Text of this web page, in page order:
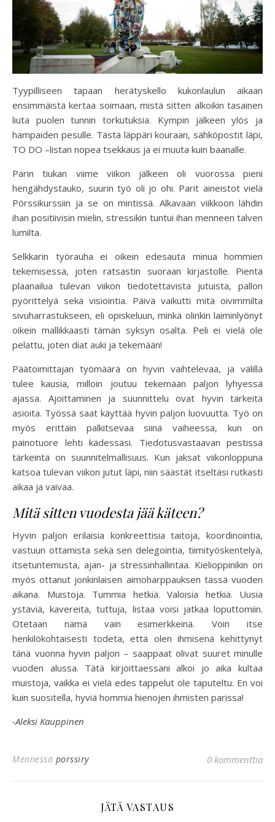
Tyypilliseen tapaan herätyskello kukonlaulun aikaan
ensimmäistä kertaa soimaan, mistä sitten alkoikin tasainen
liuta puolen tunnin torkutuksia. Kympin jälkeen ylös ja
hampaiden pesulle. Tästä läppäri kouraan, sähköpostit läpi,
TO DO –listan nopea tsekkaus ja ei muuta kuin baanalle.
Parin tiukan viime viikon jälkeen oli vuorossa pieni
hengähdystauko, suurin työ oli jo ohi. Parit aineistot vielä
Pörssikurssiin ja se on mintissä. Alkavaan viikkoon lähdin
ihan positiivisin mielin, stressikin tuntui ihan menneen talven
lumilta.
Selkkarin työrauha ei oikein edesauta minua hommien
tekemisessä, joten ratsastin suoraan kirjastolle. Pientä
plaanailua tulevan viikon tiedotettavista jutuista, pallon
pyörittelyä sekä visiointia. Päivä vaikutti mitä oivimmilta
sivuharrastukseen, eli opiskeluun, minkä olinkin laiminlyönyt
oikein mallikkaasti tämän syksyn osalta. Peli ei vielä ole
pelattu, joten diat auki ja tekemään!
Päätoimittajan työmäärä on hyvin vaihtelevaa, ja välillä
tulee kausia, milloin joutuu tekemään paljon lyhyessä
ajassa. Ajoittaminen ja suunnittelu ovat hyvin tärkeitä
asioita. Työssä saat käyttää hyvin paljon luovuutta. Työ on
myös erittäin palkitsevaa siinä vaiheessa, kun on
painotuore lehti kädessäsi. Tiedotusvastaavan pestissä
tärkeintä on suunnitelmallisuus. Kun jaksat viikonloppuna
katsoa tulevan viikon jutut läpi, niin säästät itseltäsi rutkasti
aikaa ja vaivaa.
Mitä sitten vuodesta jää käteen?
Hyvin paljon erilaisia konkreettisia taitoja, koordinointia,
vastuun ottamista sekä sen delegointia, tiimityöskentelyä,
itsetuntemusta, ajan- ja stressinhallintaa. Kielioppinikin on
myös ottanut jonkinlaisen aimoharppauksen tässä vuoden
aikana. Muistoja. Tummia hetkiä. Valoisia hetkiä. Uusia
ystäviä, kavereita, tuttuja, listaa voisi jatkaa loputtomiin.
Otetaan nämä vain esimerkkeinä. Voin itse
henkilökohtaisesti todeta, että olen ihmisenä kehittynyt
tänä vuonna hyvin paljon – saappaat olivat suuret minulle
vuoden alussa. Tätä kirjoittaessani alkoi jo aika kultaa
muistoja, vaikka ei vielä edes tappelut ole taputeltu. En voi
kuin suositella, hyviä hommia hienojen ihmisten parissa!
-Aleksi Kauppinen
Mennessä porssiry 0 kommenttia
JÄTÄ VASTAUS